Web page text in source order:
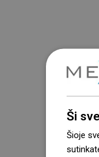
Ši
Šioje